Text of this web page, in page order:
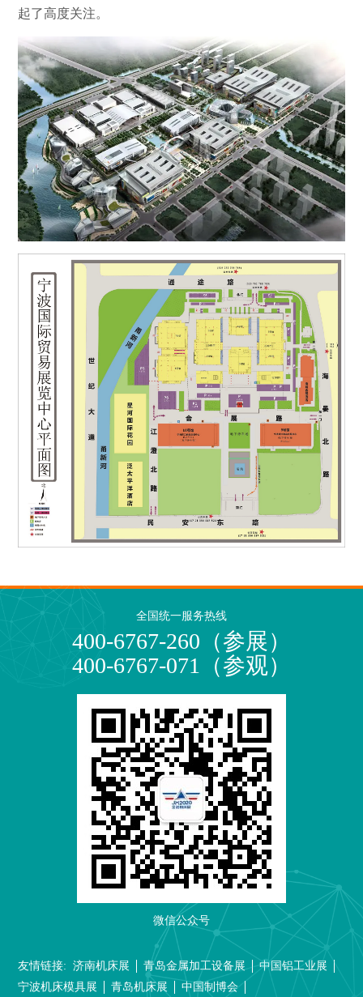
起了高度关注。
全国统一服务热线
400-6767-260（参展）
400-6767-071（参观）
微信公众号
友情链接: 济南机床展 青岛金属加工设备展
中国铝工业展
宁波机床模具展
青岛机床展 中国制博会